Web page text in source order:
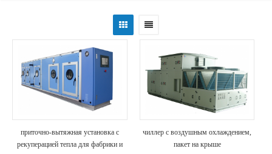
приточно-вытяжная установка с
рекуперацией тепла для фабрики и
чиллер с воздушным охлаждением,
пакет на крыше